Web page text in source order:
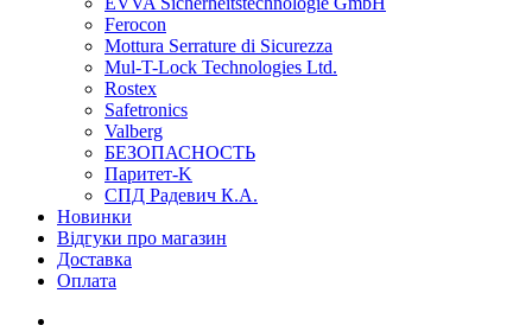
Ferocon
Mottura Serrature di Sicurezza
Mul-T-Lock Technologies Ltd.
Rostex
Safetronics
Valberg
БЕЗОПАСНОСТЬ
Паритет-K
СПД Радевич К.А.
Новинки
Відгуки про магазин
Доставка
Оплата